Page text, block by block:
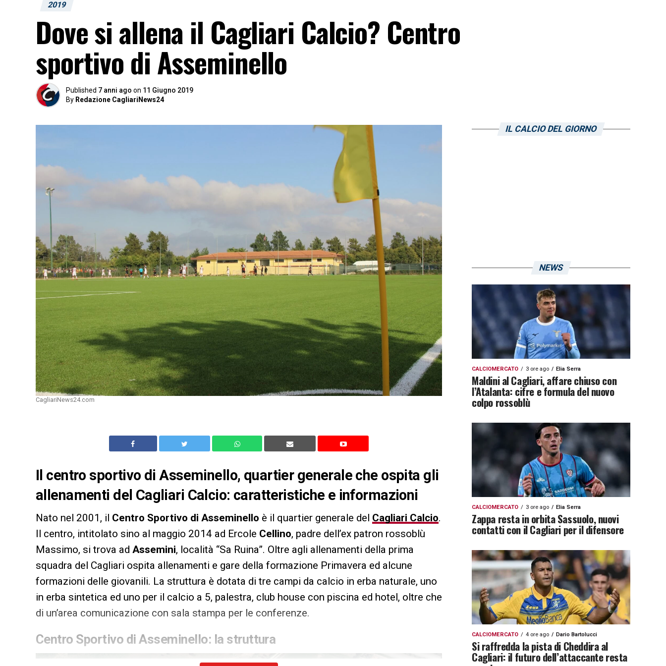
2019
Dove si allena il Cagliari Calcio? Centro
sportivo di Asseminello
Published 7 anni ago on 11 Giugno 2019
By Redazione CagliariNews24
CagliariNews24.com
Il centro sportivo di Asseminello, quartier generale che ospita gli
allenamenti del Cagliari Calcio: caratteristiche e informazioni
Nato nel 2001, il Centro Sportivo di Asseminello è il quartier generale del Cagliari Calcio.
Il centro, intitolato sino al maggio 2014 ad Ercole Cellino, padre dell’ex patron rossoblù
Massimo, si trova ad Assemini, località “Sa Ruina”. Oltre agli allenamenti della prima
squadra del Cagliari ospita allenamenti e gare della formazione Primavera ed alcune
formazioni delle giovanili. La struttura è dotata di tre campi da calcio in erba naturale, uno
in erba sintetica ed uno per il calcio a 5, palestra, club house con piscina ed hotel, oltre che
di un’area comunicazione con sala stampa per le conferenze.
Centro Sportivo di Asseminello: la struttura
IL CALCIO DEL GIORNO
NEWS
CALCIOMERCATO 3 ore ago Elia Serra
Maldini al Cagliari, affare chiuso con
l’Atalanta: cifre e formula del nuovo
colpo rossoblù
CALCIOMERCATO 3 ore ago Elia Serra
Zappa resta in orbita Sassuolo, nuovi
contatti con il Cagliari per il difensore
CALCIOMERCATO 4 ore ago Dario Bartolucci
Si raffredda la pista di Cheddira al
Cagliari: il futuro dell’attaccante resta